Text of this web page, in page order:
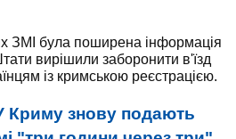
ЗМІ була поширена інформація
вирішили заборонити в'їзд
із кримською реєстрацією.
Криму знову подають